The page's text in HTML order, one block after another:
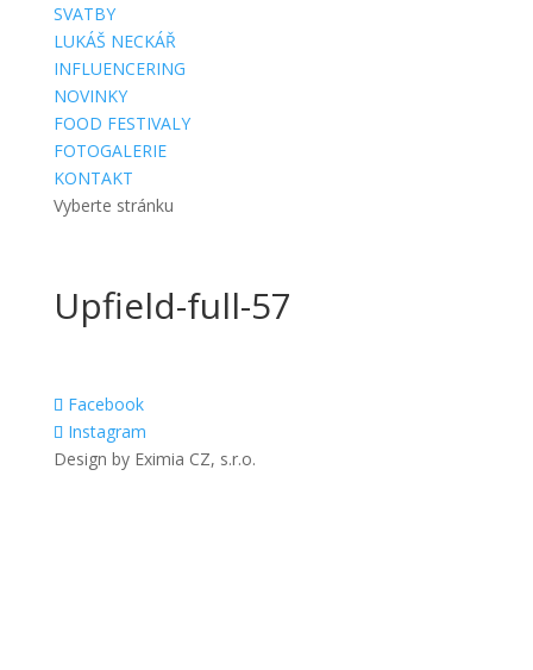
SVATBY
LUKÁŠ NECKÁŘ
INFLUENCERING
NOVINKY
FOOD FESTIVALY
FOTOGALERIE
KONTAKT
Vyberte stránku
Upfield-full-57
Facebook
Instagram
Design by Eximia CZ, s.r.o.